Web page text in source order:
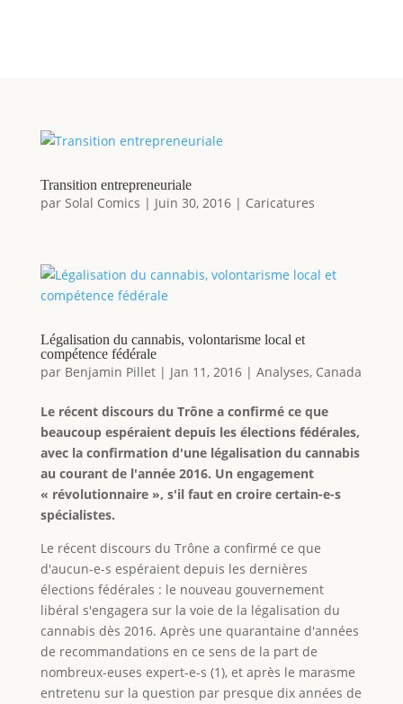
Transition entrepreneuriale
par Solal Comics | Juin 30, 2016| Caricatures
Légalisation du cannabis, volontarisme local et
compétence fédérale
par Benjamin Pillet| Jan 11, 2016| Analyses, Canada
Le récent discours du Trône a confirmé ce que
beaucoup espéraient depuis les élections fédérales,
avec la confirmation d'une légalisation du cannabis
au courant de l'année 2016. Un engagement
« révolutionnaire », s'il faut en croire certain-e-s
spécialistes.
Le récent discours du Trône a confirmé ce que
d'aucun-e-s espéraient depuis les dernières
élections fédérales : le nouveau gouvernement
libéral s'engagera sur la voie de la légalisation du
cannabis dès 2016. Après une quarantaine d'années
de recommandations en ce sens de la part de
nombreux-euses expert-e-s (1), et après le marasme
entretenu sur la question par presque dix années de